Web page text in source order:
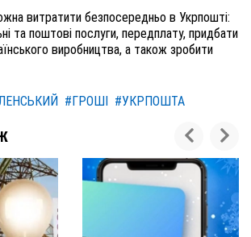
витратити безпосередньо в Укрпошті:
та поштові послуги, передплату, придбати
виробництва, а також зробити
#ГРОШІ #УКРПОШТА